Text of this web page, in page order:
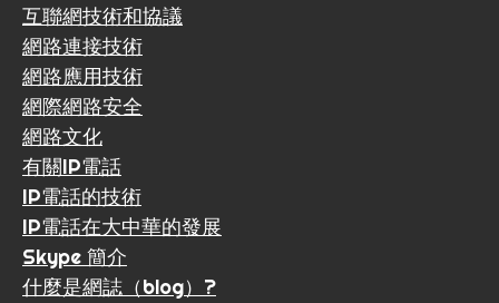
互聯網技術和協議
網路連接技術
網路應用技術
網際網路安全
網路文化
有關IP電話
IP電話的技術
IP電話在大中華的發展
Skype 簡介
什麼是網誌（blog）?